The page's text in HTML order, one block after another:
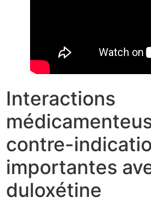
Interactions
contre-
importantes
duloxétine